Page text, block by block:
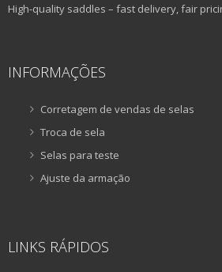
High-quality saddles – fast delivery, fair
INFORMAÇÕES
Corretagem de vendas de selas
Troca de sela
Selas para teste
Ajuste da armação
LINKS RÁPIDOS